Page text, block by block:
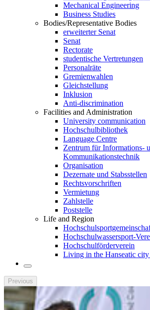
Mechanical Engineering
Business Studies
Bodies/Representative Bodies
erweiterter Senat
Senat
Rectorate
studentische Vertretungen
Personalräte
Gremienwahlen
Gleichstellung
Inklusion
Anti-discrimination
Facilities and Administration
University communication
Hochschulbibliothek
Language Centre
Zentrum für Informations-
Kommunikationstechnik
Organisation
Dezernate und Stabsstellen
Rechtsvorschriften
Vermietung
Zahlstelle
Poststelle
Life and Region
Hochschulwassersport-
Hochschulförderverein
Living in the Hanseatic
Previous